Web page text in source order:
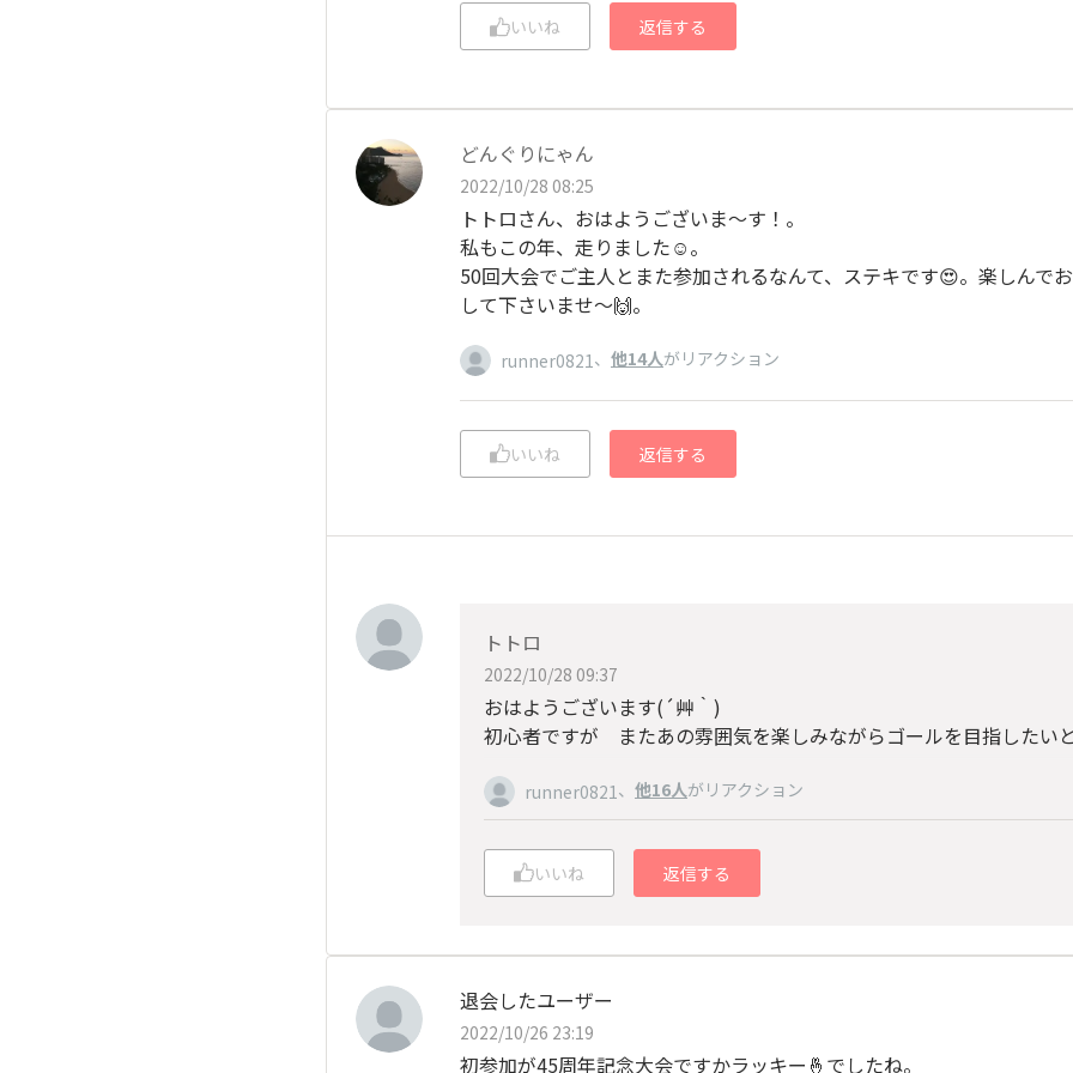
いいね 返信する
どんぐりにゃん
2022/10/28 08:25
トトロさん、おはようございま〜す！。
私もこの年、走りました☺️。
50回大会でご主人とまた参加されるなんて、ステキです😍。楽しんで
して下さいませ〜🙌。
runner0821 、 他14人がリアクション
いいね 返信する
トトロ
2022/10/28 09:37
おはようございます( ´艸｀ )
初心者ですが またあの雰囲気を楽しみながらゴールを目指したいと
runner0821 、 他16人がリアクション
いいね 返信する
退会したユーザー
2022/10/26 23:19
初参加が45周年記念大会ですかラッキー🤞でしたね。